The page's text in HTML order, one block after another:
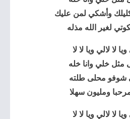
وأشكي لمن عليك
لغير الله مذله
ويا لا لالي ويا لا لا
مثل خلي وانا خله
شوفو محلى طلته
مرحبا ومليون سهلا
ويا لا لالي ويا لا لا